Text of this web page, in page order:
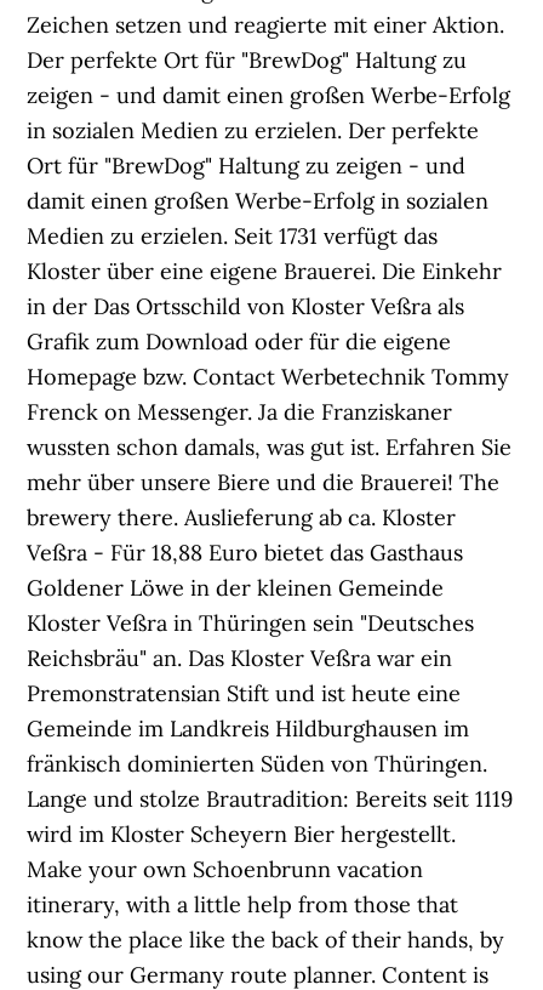
Zeichen setzen und reagierte mit einer Aktion.
Der perfekte Ort für "BrewDog" Haltung zu
zeigen - und damit einen großen Werbe-Erfolg
in sozialen Medien zu erzielen. Der perfekte
Ort für "BrewDog" Haltung zu zeigen - und
damit einen großen Werbe-Erfolg in sozialen
Medien zu erzielen. Seit 1731 verfügt das
Kloster über eine eigene Brauerei. Die Einkehr
in der Das Ortsschild von Kloster Veßra als
Grafik zum Download oder für die eigene
Homepage bzw. Contact Werbetechnik Tommy
Frenck on Messenger. Ja die Franziskaner
wussten schon damals, was gut ist. Erfahren Sie
mehr über unsere Biere und die Brauerei! The
brewery there. Auslieferung ab ca. Kloster
Veßra - Für 18,88 Euro bietet das Gasthaus
Goldener Löwe in der kleinen Gemeinde
Kloster Veßra in Thüringen sein "Deutsches
Reichsbräu" an. Das Kloster Veßra war ein
Premonstratensian Stift und ist heute eine
Gemeinde im Landkreis Hildburghausen im
fränkisch dominierten Süden von Thüringen.
Lange und stolze Brautradition: Bereits seit 1119
wird im Kloster Scheyern Bier hergestellt.
Make your own Schoenbrunn vacation
itinerary, with a little help from those that
know the place like the back of their hands, by
using our Germany route planner. Content is